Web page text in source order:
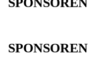
SPONSOREN